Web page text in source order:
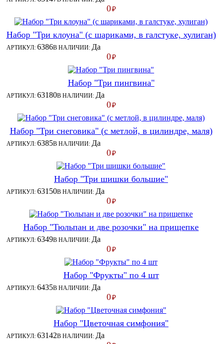
0₽
Набор "Три клоуна" (с шариками, в галстуке, хулиган)
АРТИКУЛ: 6386В НАЛИЧИИ: Да
0₽
Набор "Три пингвина"
АРТИКУЛ: 63180В НАЛИЧИИ: Да
0₽
Набор "Три снеговика" (с метлой, в цилиндре, маля)
АРТИКУЛ: 6385В НАЛИЧИИ: Да
0₽
Набор "Три шишки большие"
АРТИКУЛ: 63150В НАЛИЧИИ: Да
0₽
Набор "Тюльпан и две розочки" на прищепке
АРТИКУЛ: 6349В НАЛИЧИИ: Да
0₽
Набор "Фрукты" по 4 шт
АРТИКУЛ: 6435В НАЛИЧИИ: Да
0₽
Набор "Цветочная симфония"
АРТИКУЛ: 63142В НАЛИЧИИ: Да